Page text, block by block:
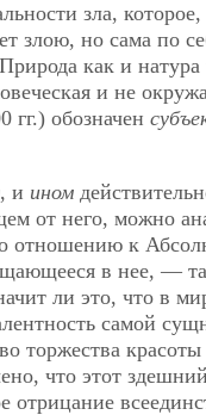
зла,
но сама по
как и
и не
гг.) обозначен
, и ином
от него, можно
отношению к
в нее, —
ли это, что в
самой
торжества
что этот